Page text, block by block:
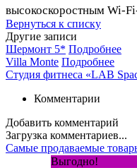
высокоскоростным Wi-
Вернуться к списку
Другие записи
Шермонт 5* Подробнее
Villa Monte Подробнее
Студия фитнеса «LAB
Комментарии
Добавить комментарий
Загрузка комментариев...
Самые продаваемые
Выгодно!